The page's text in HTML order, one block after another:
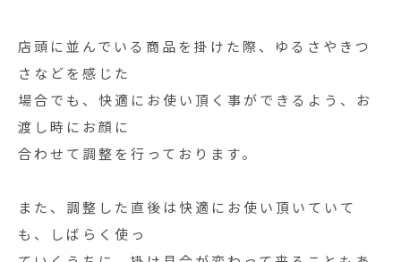
店頭に並んでいる商品を掛けた際、ゆるさやきつ
さなどを感じた
場合でも、快適にお使い頂く事ができるよう、お
渡し時にお顔に
合わせて調整を行っております。
また、調整した直後は快適にお使い頂いていて
も、しばらく使っ